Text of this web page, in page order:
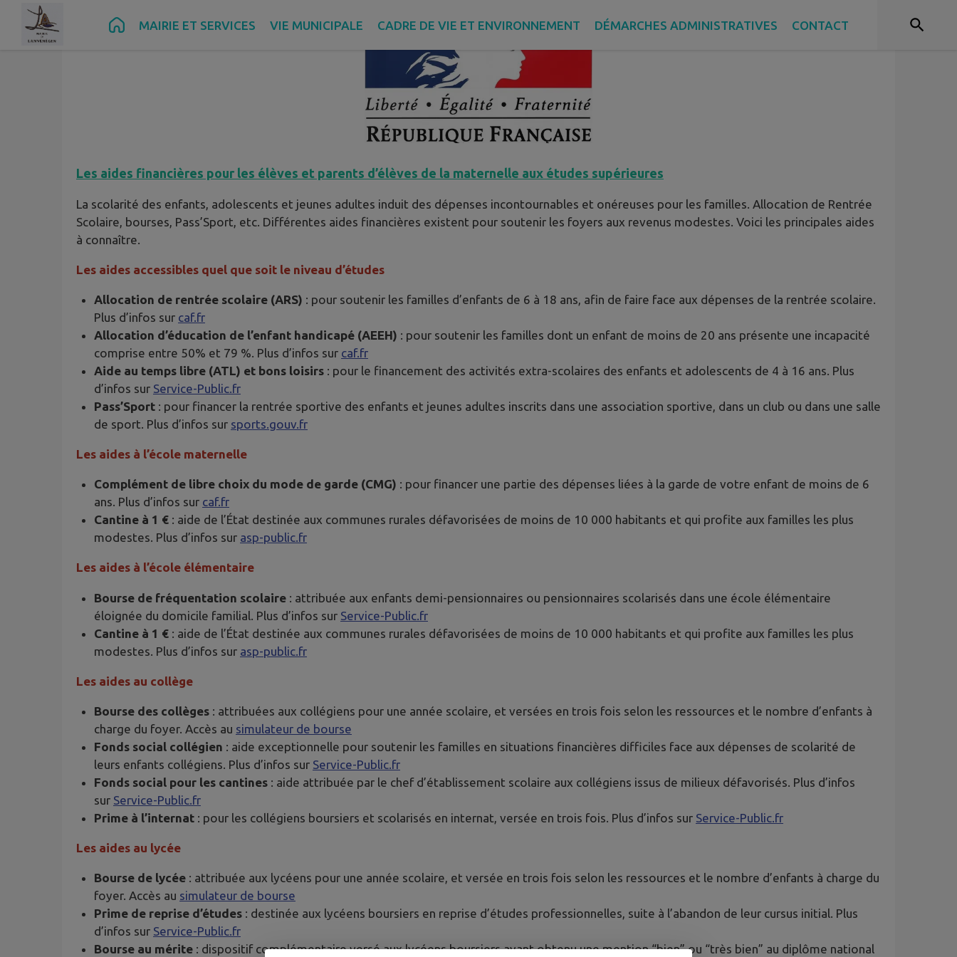
Contenu Menu Recherche Pied de page
MAIRIE ET SERVICES VIE MUNICIPALE CADRE DE VIE ET ENVIRONNEMENT DÉMARCHES ADMINISTRATIVES CONTACT
Les aides financières pour les élèves et parents d’élèves de la maternelle aux études supérieures
La scolarité des enfants, adolescents et jeunes adultes induit des dépenses incontournables et onéreuses pour les familles. Allocation de Rentrée
Scolaire, bourses, Pass’Sport, etc. Différentes aides financières existent pour soutenir les foyers aux revenus modestes. Voici les principales aides
à connaître.
Les aides accessibles quel que soit le niveau d’études
Allocation de rentrée scolaire (ARS) : pour soutenir les familles d’enfants de 6 à 18 ans, afin de faire face aux dépenses de la rentrée scolaire.
Plus d’infos sur caf.fr
Allocation d’éducation de l’enfant handicapé (AEEH) : pour soutenir les familles dont un enfant de moins de 20 ans présente une incapacité
comprise entre 50% et 79 %. Plus d’infos sur caf.fr
Aide au temps libre (ATL) et bons loisirs : pour le financement des activités extra-scolaires des enfants et adolescents de 4 à 16 ans. Plus
d’infos sur Service-Public.fr
Pass’Sport : pour financer la rentrée sportive des enfants et jeunes adultes inscrits dans une association sportive, dans un club ou dans une salle
de sport. Plus d’infos sur sports.gouv.fr
Les aides à l’école maternelle
Complément de libre choix du mode de garde (CMG) : pour financer une partie des dépenses liées à la garde de votre enfant de moins de 6
ans. Plus d’infos sur caf.fr
Cantine à 1 € : aide de l’État destinée aux communes rurales défavorisées de moins de 10 000 habitants et qui profite aux familles les plus
modestes. Plus d’infos sur asp-public.fr
Les aides à l’école élémentaire
Bourse de fréquentation scolaire : attribuée aux enfants demi-pensionnaires ou pensionnaires scolarisés dans une école élémentaire
éloignée du domicile familial. Plus d’infos sur Service-Public.fr
Cantine à 1 € : aide de l’État destinée aux communes rurales défavorisées de moins de 10 000 habitants et qui profite aux familles les plus
modestes. Plus d’infos sur asp-public.fr
Les aides au collège
Bourse des collèges : attribuées aux collégiens pour une année scolaire, et versées en trois fois selon les ressources et le nombre d’enfants à
charge du foyer. Accès au simulateur de bourse
Fonds social collégien : aide exceptionnelle pour soutenir les familles en situations financières difficiles face aux dépenses de scolarité de
leurs enfants collégiens. Plus d’infos sur Service-Public.fr
Fonds social pour les cantines : aide attribuée par le chef d’établissement scolaire aux collégiens issus de milieux défavorisés. Plus d’infos
sur Service-Public.fr
Prime à l’internat : pour les collégiens boursiers et scolarisés en internat, versée en trois fois. Plus d’infos sur Service-Public.fr
Les aides au lycée
Bourse de lycée : attribuée aux lycéens pour une année scolaire, et versée en trois fois selon les ressources et le nombre d’enfants à charge du
foyer. Accès au simulateur de bourse
Prime de reprise d’études : destinée aux lycéens boursiers en reprise d’études professionnelles, suite à l’abandon de leur cursus initial. Plus
d’infos sur Service-Public.fr
Bourse au mérite : dispositif complémentaire versé aux lycéens boursiers ayant obtenu une mention “bien” ou “très bien” au diplôme national